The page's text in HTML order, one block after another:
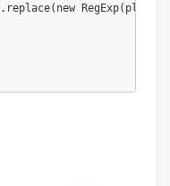
. replace( new RegExp(